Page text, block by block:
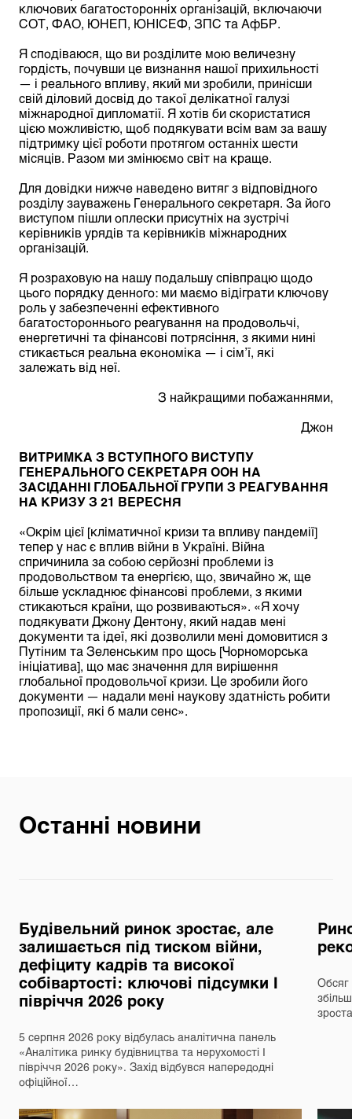
ключових багатосторонніх організацій, включаючи
СОТ, ФАО, ЮНЕП, ЮНІСЕФ, ЗПС та АфБР.
Я сподіваюся, що ви розділите мою величезну
гордість, почувши це визнання нашої прихильності
— і реального впливу, який ми зробили, принісши
свій діловий досвід до такої делікатної галузі
міжнародної дипломатії. Я хотів би скористатися
цією можливістю, щоб подякувати всім вам за вашу
підтримку цієї роботи протягом останніх шести
місяців. Разом ми змінюємо світ на краще.
Для довідки нижче наведено витяг з відповідного
розділу зауважень Генерального секретаря. За його
виступом пішли оплески присутніх на зустрічі
керівників урядів та керівників міжнародних
організацій.
Я розраховую на нашу подальшу співпрацю щодо
цього порядку денного: ми маємо відіграти ключову
роль у забезпеченні ефективного
багатостороннього реагування на продовольчі,
енергетичні та фінансові потрясіння, з якими нині
стикається реальна економіка — і сім’ї, які
залежать від неї.
З найкращими побажаннями,
Джон
ВИТРИМКА З ВСТУПНОГО ВИСТУПУ
ГЕНЕРАЛЬНОГО СЕКРЕТАРЯ ООН НА
ЗАСІДАННІ ГЛОБАЛЬНОЇ ГРУПИ З РЕАГУВАННЯ
НА КРИЗУ З 21 ВЕРЕСНЯ
«Окрім цієї [кліматичної кризи та впливу пандемії]
тепер у нас є вплив війни в Україні. Війна
спричинила за собою серйозні проблеми із
продовольством та енергією, що, звичайно ж, ще
більше ускладнює фінансові проблеми, з якими
стикаються країни, що розвиваються». «Я хочу
подякувати Джону Дентону, який надав мені
документи та ідеї, які дозволили мені домовитися з
Путіним та Зеленським про щось [Чорноморська
ініціатива], що має значення для вирішення
глобальної продовольчої кризи. Це зробили його
документи — надали мені наукову здатність робити
пропозиції, які б мали сенс».
Останні новини
Будівельний ринок зростає, але
залишається під тиском війни,
дефіциту кадрів та високої
собівартості: ключові підсумки І
півріччя 2026 року
5 серпня 2026 року відбулась аналітична панель
«Аналітика ринку будівництва та нерухомості І
півріччя 2026 року». Захід відбувся напередодні
офіційної…
Обсяг